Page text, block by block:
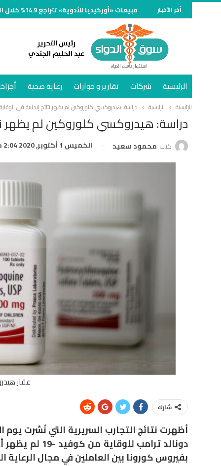
آخر الأخبار مبيعات «أوركيديا للأدوية» تتراجع 14.9% خلال النصف الأول من 2026 وتسجل 734 مليون جنيه
الرئيسية شركات تقارير و حوارات رعاية صحية
الرئيسية الرئيسية دراسة: هيدروكسي كلوروكين لم يظهر نتائج إيجابية في
دراسة: هيدروكسي كلوروكين لم يظهر
كتب محمود سعيد الخميس 1 أكتوبر, 2020 2:04 ص
عقار
شارك
أظهرت نتائج التجارب السريرية التي نُشرت يوم
دونالد ترامب
بفيروس كورونا بين العاملين في مجال الرعاية